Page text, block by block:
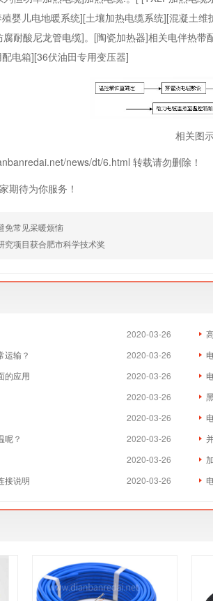
婴儿电地暖系统][土壤加热电缆系统][混凝土
耐酸尼龙管电缆]。[陶瓷加热器]相关电伴热
电箱][36伏油田专用变压器]
相关图
news/dt/6.html 转载请勿删除！
期待为你服务！
免常见采暖烦恼
究项目获合肥市科学技术奖
2020-03-26
2020-03-26
运输？
2020-03-26
的应用
2020-03-26
2020-03-26
2020-03-26
呢？
2020-03-26
2020-03-26
接说明